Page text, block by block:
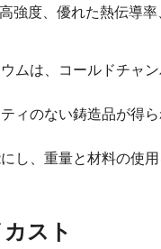
度、優れた熱伝導率
ムは、コールドチャ
ィのない鋳造品が得
し、重量と材料の使
スト